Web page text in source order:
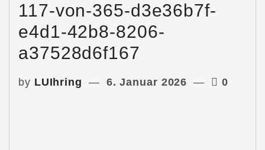
117-von-365-d3e36b7f-
e4d1-42b8-8206-
a37528d6f167
by LUIhring 6. Januar 2026 0